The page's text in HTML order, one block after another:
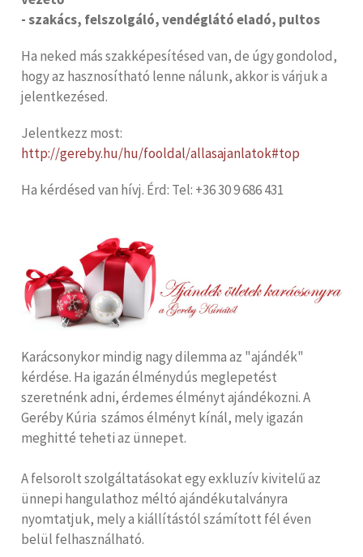
- szakács, felszolgáló, vendéglátó eladó, pultos
Ha neked más szakképesítésed van, de úgy gondolod,
hogy az hasznosítható lenne nálunk, akkor is várjuk a
jelentkezésed.
Jelentkezz most:
http://gereby.hu/hu/fooldal/allasajanlatok#top
Ha kérdésed van hívj. Érd: Tel: +36 30 9 686 431
Karácsonykor mindig nagy dilemma az "ajándék"
kérdése. Ha igazán élménydús meglepetést
szeretnénk adni, érdemes élményt ajándékozni. A
Geréby Kúria számos élményt kínál, mely igazán
meghitté teheti az ünnepet.
A felsorolt szolgáltatásokat egy exkluzív kivitelű az
ünnepi hangulathoz méltó ajándékutalványra
nyomtatjuk, mely a kiállítástól számított fél éven
belül felhasználható.